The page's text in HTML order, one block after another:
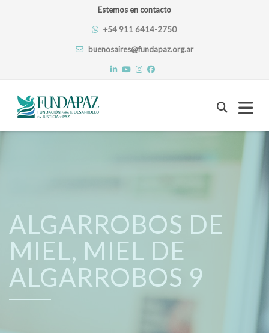
Estemos en contacto
+54 911 6414-2750
buenosaires@fundapaz.org.ar
Skip
ALGARROBOS DE
MIEL, MIEL DE
ALGARROBOS 9